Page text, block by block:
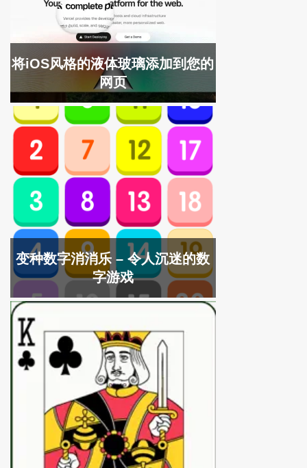
将iOS风格的液体玻璃添加到您的
网页
变种数字消消乐 – 令人沉迷的数
字游戏